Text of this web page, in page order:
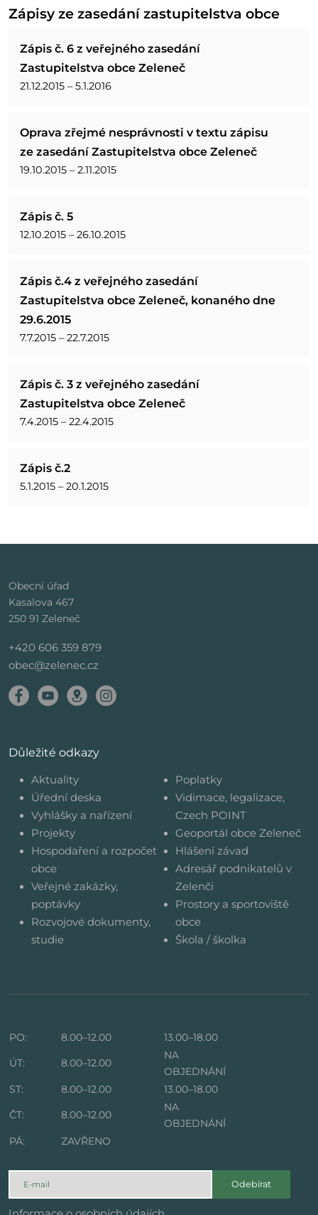
Zápisy ze zasedání zastupitelstva obce
Zápis č. 6 z veřejného zasedání
Zastupitelstva obce Zeleneč
21.12.2015 – 5.1.2016
Oprava zřejmé nesprávnosti v textu zápisu
ze zasedání Zastupitelstva obce Zeleneč
19.10.2015 – 2.11.2015
Zápis č. 5
12.10.2015 – 26.10.2015
Zápis č.4 z veřejného zasedání
Zastupitelstva obce Zeleneč, konaného dne
29.6.2015
7.7.2015 – 22.7.2015
Zápis č. 3 z veřejného zasedání
Zastupitelstva obce Zeleneč
7.4.2015 – 22.4.2015
Zápis č.2
5.1.2015 – 20.1.2015
Obecní úřad
Kasalova 467
250 91 Zeleneč
+420 606 359 879
obec@zelenec.cz
Důležité odkazy
Aktuality
Úřední deska
Vyhlášky a nařízení
Projekty
Hospodaření a rozpočet
obce
Veřejné zakázky,
poptávky
Rozvojové dokumenty,
studie
Poplatky
Vidimace, legalizace,
Czech POINT
Geoportál obce Zeleneč
Hlášení závad
Adresář podnikatelů v
Zelenči
Prostory a sportoviště
obce
Škola / školka
PO: 8.00–12.00
13.00–18.00
ÚT:
8.00–12.00
NA
OBJEDNÁNÍ
ST:
8.00–12.00
13.00–18.00
ČT:
8.00–12.00
NA
OBJEDNÁNÍ
PÁ:
ZAVŘENO
Odebírat